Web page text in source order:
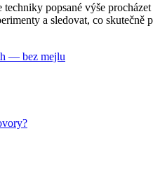
techniky popsané výše
a sledovat, co skutečně
— bez mejlu